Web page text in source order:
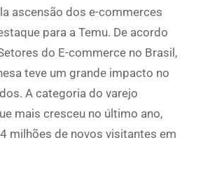
ascensão dos e-commerces
para a Temu. De acordo
do E-commerce no Brasil,
teve um grande impacto no
A categoria do varejo
mais cresceu no último ano,
milhões de novos visitantes em